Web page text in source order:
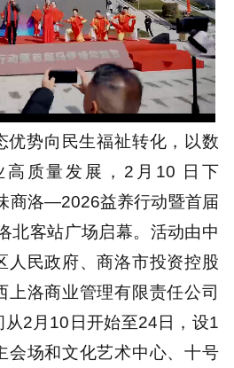
优势向民生福祉转化，以数
高质量发展，2月10 日下
商洛—2026益养行动暨首届
北客站广场启幕。活动由中
人民政府、商洛市投资控股
上洛商业管理有限责任公司
2月10日开始至24日，设1
会场和文化艺术中心、十号